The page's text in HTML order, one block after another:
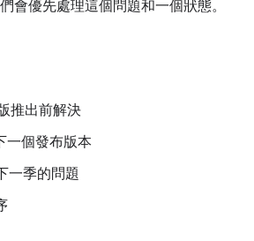
會優先處理這個問題和一個狀態。
推出前解決
一個發布版本
一季的問題